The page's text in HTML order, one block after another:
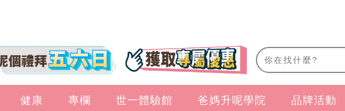
健康 專欄 世一體驗館 爸媽升呢學院 品牌活動